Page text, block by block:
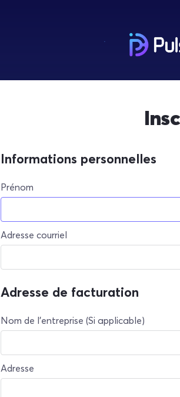
Informations personnelles
Prénom
Adresse courriel
Adresse de facturation
Nom de l'entreprise (Si applicable)
Adresse